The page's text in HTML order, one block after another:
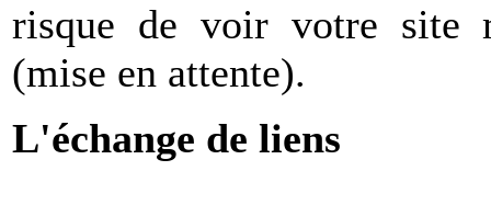
risque de voir votre site
(mise en attente).
L'échange de liens